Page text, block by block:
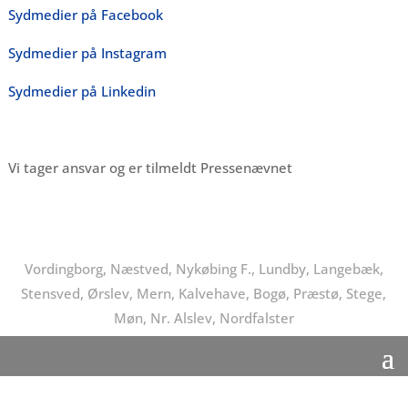
Sydmedier på Facebook
Sydmedier på Instagram
Sydmedier på Linkedin
Vi tager ansvar og er tilmeldt Pressenævnet
Vordingborg, Næstved, Nykøbing F., Lundby, Langebæk,
Stensved, Ørslev, Mern, Kalvehave, Bogø, Præstø, Stege,
Møn, Nr. Alslev, Nordfalster